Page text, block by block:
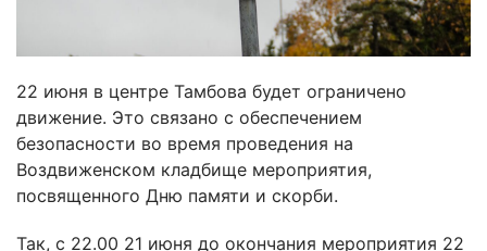
22 июня в центре Тамбова будет ограничено
движение. Это связано с обеспечением
безопасности во время проведения на
Воздвиженском кладбище мероприятия,
посвященного Дню памяти и скорби.
Так, с 22.00 21 июня до окончания мероприятия 22